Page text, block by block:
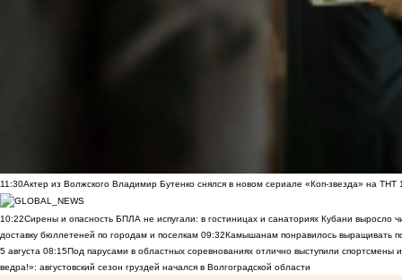
11:30Актер из Волжского Владимир Бутенко снялся в новом сериале «Коп-звезда» на ТНТ
10:22Сирены и опасность БПЛА не испугали: в гостиницах и санаториях Кубани выросло
доставку бюллетеней по городам и поселкам 09:32Камышанам понравилось выращивать
5 августа 08:15Под парусами в областных соревнованиях отлично выступили спортсмены
ведра!»: августовский сезон груздей начался в Волгоградской области